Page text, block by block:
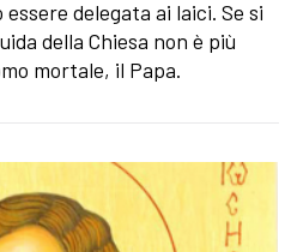
delegata ai laici. Se si
della Chiesa non è più
mortale, il Papa.